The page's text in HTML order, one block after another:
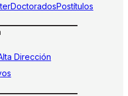
DoctoradosPostítulos
Dirección